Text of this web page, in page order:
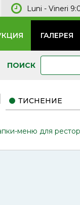
Luni - Vineri
ГАЛЕРЕЯ
ПОИСК
ТИСНЕНИЕ
меню для